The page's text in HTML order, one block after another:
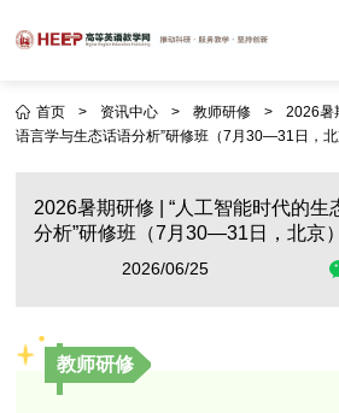
首页 > 资讯中心 > 教师研修 >
2026暑
语言学与生态话语分析”研修班（7月30—31日，北
2026暑期研修 | “人工智能时代的生
分析”研修班（7月30—31日，北京）
2026/06/25
教师研修